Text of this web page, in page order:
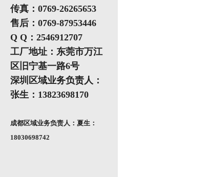
传真：0769-26265653
售后：0769-87953446
Q Q：2546912707
工厂地址：东莞市万江
区旧宁基一路6号
深圳区域业务负责人：
张生：13823698170
成都区域业务负责人：夏生：
18030698742